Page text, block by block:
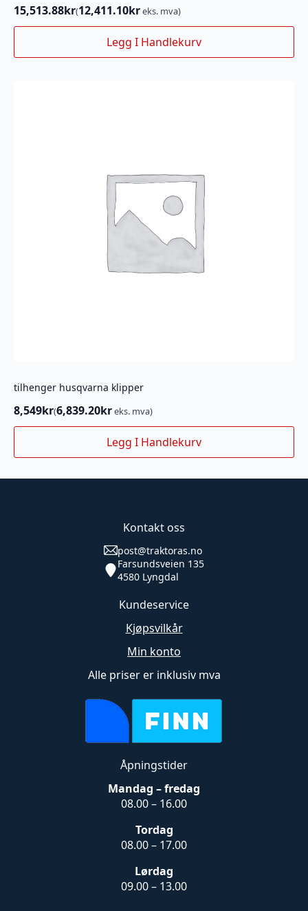
15,513.88kr(12,411.10kreks. mva)
Legg I Handlekurv
tilhenger husqvarna klipper
8,549kr(6,839.20kreks. mva)
Legg I Handlekurv
Kontakt oss
post@traktoras.no
Farsundsveien 135
4580 Lyngdal
Kundeservice
Kjøpsvilkår
Min konto
Alle priser er inklusiv mva
Åpningstider
Mandag – fredag
08.00 – 16.00
Tordag
08.00 – 17.00
Lørdag
09.00 – 13.00